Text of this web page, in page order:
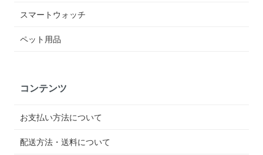
スマートウォッチ
ペット用品
コンテンツ
お支払い方法について
配送方法・送料について